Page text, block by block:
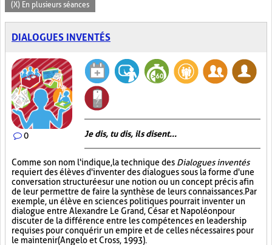
(X) En plusieurs séances
DIALOGUES INVENTÉS
0 Je dis, tu dis, ils disent...
Comme son nom l'indique, la technique des Dialogues inventés
requiert des élèves d'inventer des dialogues sous la forme d'une
conversation structurée sur une notion ou un concept précis afin
de leur permettre de faire la synthèse de leurs connaissances. Par
exemple, un élève en sciences politiques pourrait inventer un
dialogue entre Alexandre Le Grand, César et Napoléon pour
discuter de la différence entre les compétences en leadership
requises pour conquérir un empire et de celles nécessaires pour
le maintenir (Angelo et Cross, 1993).